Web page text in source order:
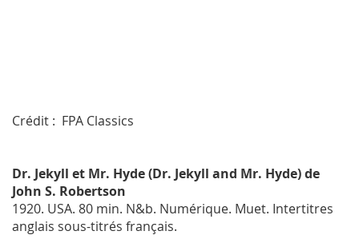
Crédit : FPA Classics
Dr. Jekyll et Mr. Hyde (Dr. Jekyll and Mr. Hyde) de
John S. Robertson
1920. USA. 80 min. N&b. Numérique. Muet. Intertitres
anglais sous-titrés français.